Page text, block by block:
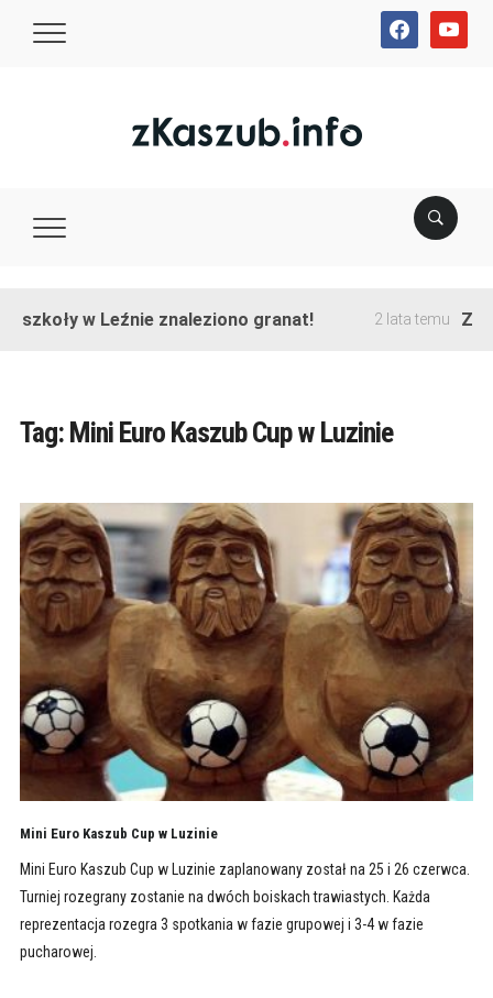
facebookyoutube
szkoły w Leźnie znaleziono granat! 2 lata temu
Tag: Mini Euro Kaszub Cup w Luzinie
Mini Euro Kaszub Cup w Luzinie
Mini Euro Kaszub Cup w Luzinie zaplanowany został na 25 i 26 czerwca.
Turniej rozegrany zostanie na dwóch boiskach trawiastych. Każda
reprezentacja rozegra 3 spotkania w fazie grupowej i 3-4 w fazie
pucharowej.